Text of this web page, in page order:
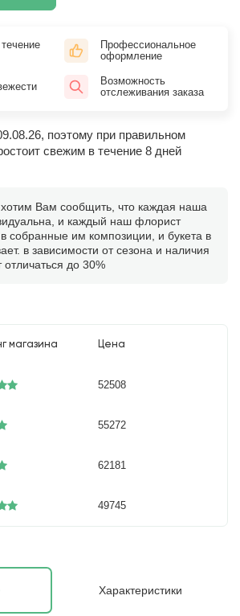
Профессиональное
оформление
Возможность
отслеживания заказа
поэтому при правильном
свежим в течение 8 дней
Вам сообщить, что каждая наша
и каждый наш флорист
собранные им композиции, и букета в
в зависимости от сезона и наличия
отличаться до 30%
магазина Цена
52508
55272
62181
49745
Характеристики